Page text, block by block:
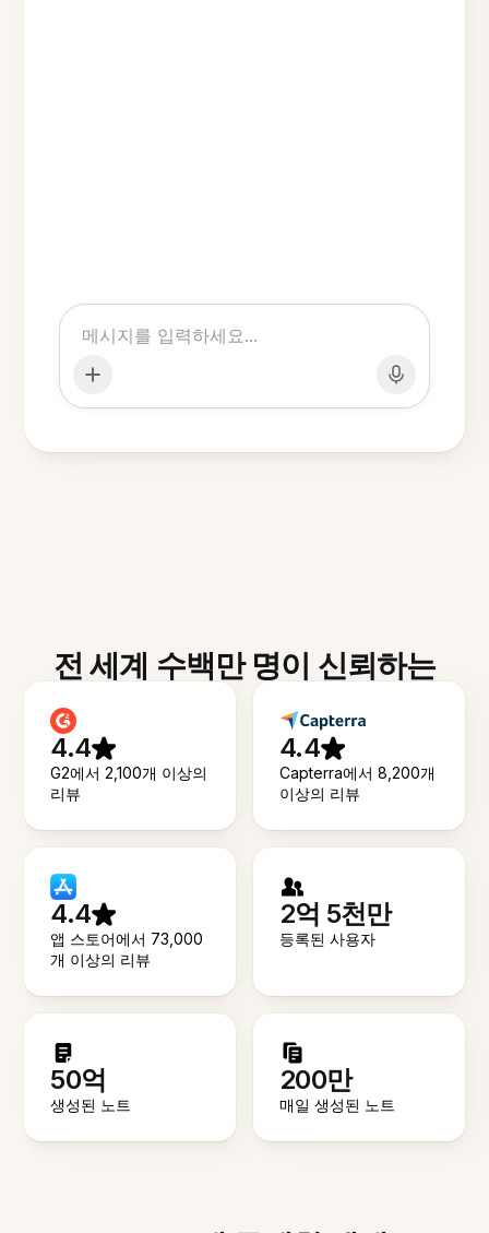
전 세계 수백만 명이 신뢰하는
4.4
G2에서 2,100개 이상의
리뷰
4.4
Capterra에서 8,200개
이상의 리뷰
4.4
앱 스토어에서 73,000
개 이상의 리뷰
2억 5천만
등록된 사용자
50억
생성된 노트
200만
매일 생성된 노트